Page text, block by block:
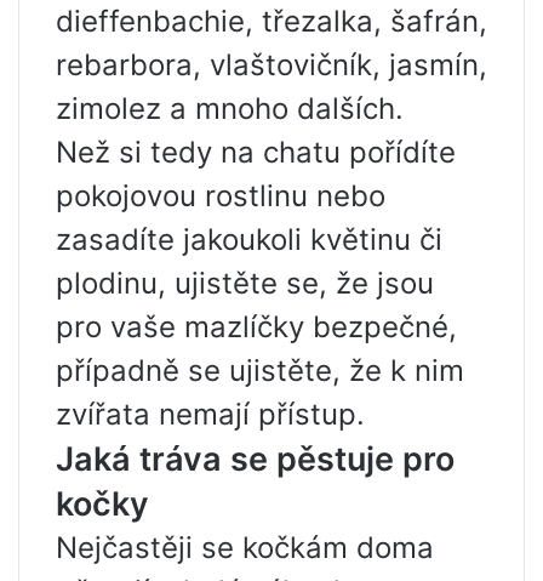
dieffenbachie, třezalka, šafrán,
rebarbora, vlaštovičník, jasmín,
zimolez a mnoho dalších.
Než si tedy na chatu pořídíte
pokojovou rostlinu nebo
zasadíte jakoukoli květinu či
plodinu, ujistěte se, že jsou
pro vaše mazlíčky bezpečné,
případně se ujistěte, že k nim
zvířata nemají přístup.
Jaká tráva se pěstuje pro
kočky
Nejčastěji se kočkám doma